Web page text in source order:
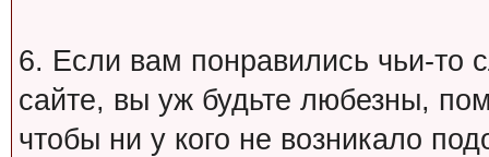
6. Если вам понравились чьи-то
сайте, вы уж будьте любезны,
чтобы ни у кого не возникало